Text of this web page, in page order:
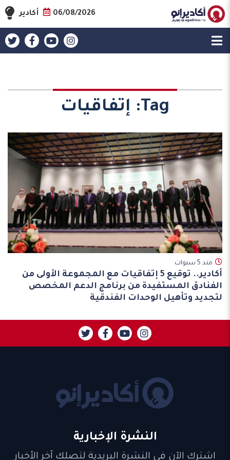
06/08/2026 أكادير
Tag: إتفاقيات
مند 5 سنوات
أكادير.. توقيع 5 إتفاقيات مع المجموعة الأولى من
الفنادق المستفيدة من برنامج الدعم المخصص
لتجديد وتأهيل الوحدات الفندقية
النشرة الإخبارية
اشترك الآن في النشرة البريدية لتصلك آخر الأخبار